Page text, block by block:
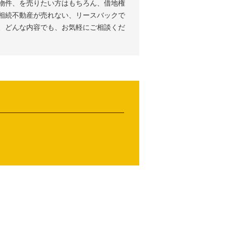
件、を売りたい方はもちろん、借地権
続不動産が売れない、リースバックで
どんな内容でも、お気軽にご相談くだ